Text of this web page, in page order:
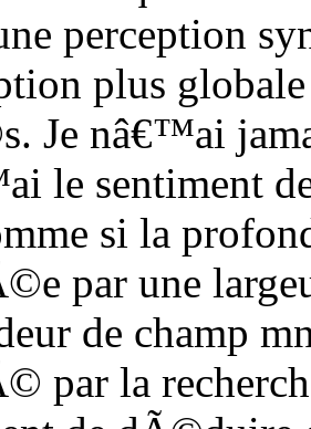
perception
plus
Je nâ€™ai
le sentiment
si la
par une
de champ
par la